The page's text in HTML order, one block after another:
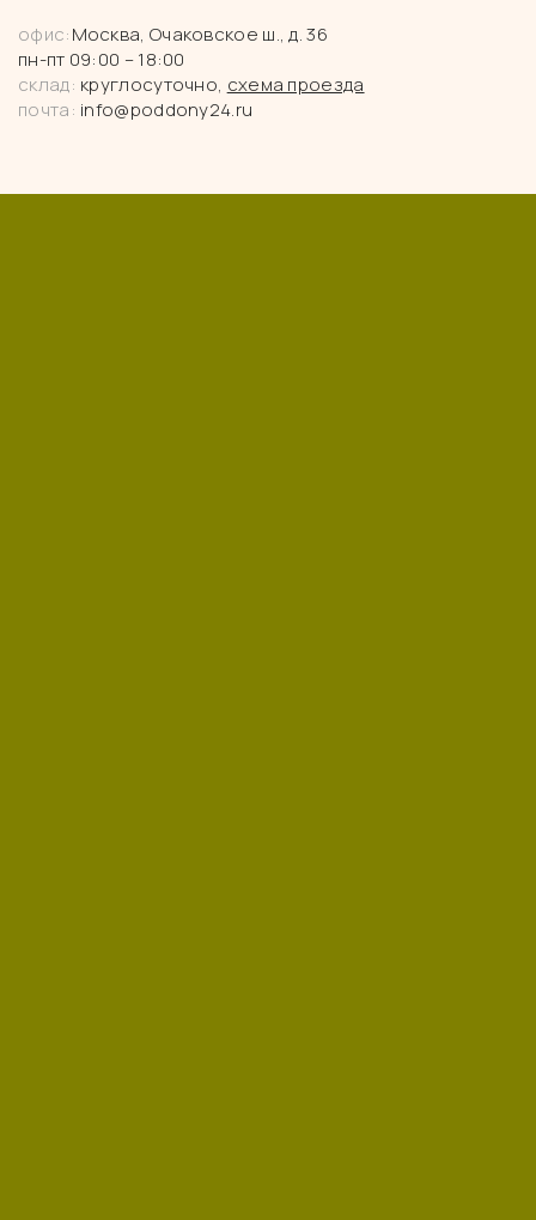
офис:Москва, Очаковское ш., д. 36
пн-пт 09:00 – 18:00
склад: круглосуточно, схема проезда
почта: info@poddony24.ru